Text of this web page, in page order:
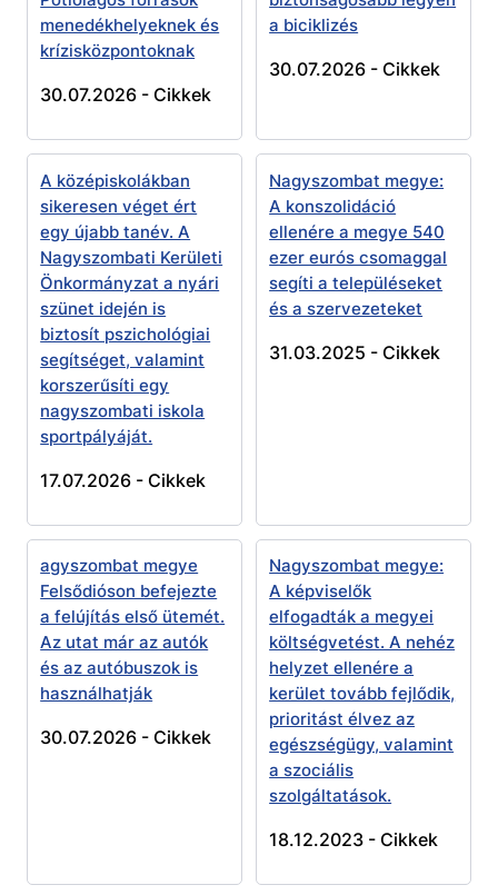
menedékhelyeknek és
krízisközpontoknak
30.07.2026 - Cikkek
a biciklizés
30.07.2026 - Cikkek
A középiskolákban
sikeresen véget ért
egy újabb tanév. A
Nagyszombati Kerületi
Önkormányzat a nyári
szünet idején is
biztosít pszichológiai
segítséget, valamint
korszerűsíti egy
nagyszombati iskola
sportpályáját.
17.07.2026 - Cikkek
Nagyszombat megye:
A konszolidáció
ellenére a megye 540
ezer eurós csomaggal
segíti a településeket
és a szervezeteket
31.03.2025 - Cikkek
agyszombat megye
Felsődióson befejezte
a felújítás első ütemét.
Az utat már az autók
és az autóbuszok is
használhatják
30.07.2026 - Cikkek
Nagyszombat megye:
A képviselők
elfogadták a megyei
költségvetést. A nehéz
helyzet ellenére a
kerület tovább fejlődik,
prioritást élvez az
egészségügy, valamint
a szociális
szolgáltatások.
18.12.2023 - Cikkek